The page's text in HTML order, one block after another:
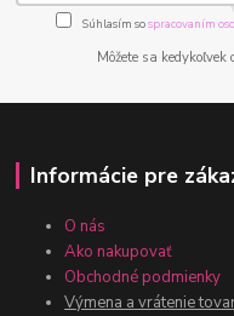
Súhlasím sospracovaním
Môžete sa
Informácie pre
O nás
Ako nakupovať
Obchodné podmienky
Výmena a vrátenie